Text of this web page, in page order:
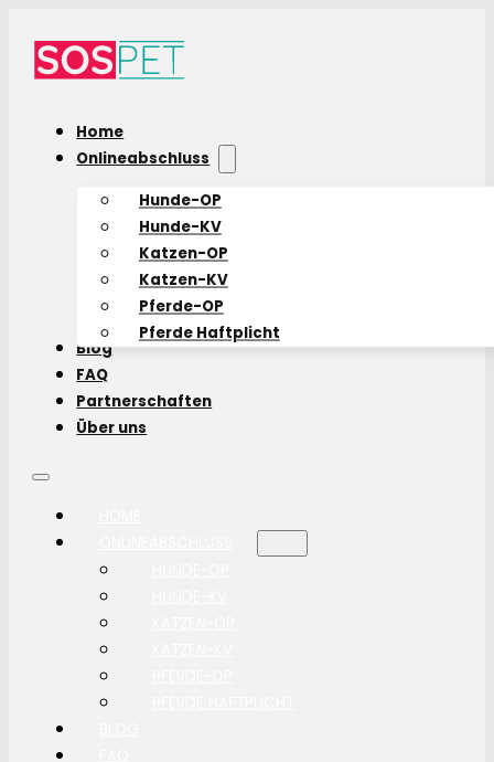
Home
Onlineabschluss
Hunde-OP
Hunde-KV
Katzen-OP
Katzen-KV
Pferde-OP
Pferde Haftplicht
Blog
FAQ
Partnerschaften
Über uns